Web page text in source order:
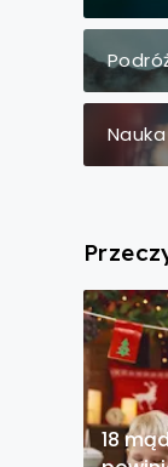
Nauka
18